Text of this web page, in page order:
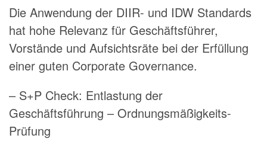
Die Anwendung der DIIR- und IDW Standards
hat hohe Relevanz für Geschäftsführer,
Vorstände und Aufsichtsräte bei der Erfüllung
einer guten Corporate Governance.
– S+P Check: Entlastung der
Geschäftsführung – Ordnungsmäßigkeits-
Prüfung